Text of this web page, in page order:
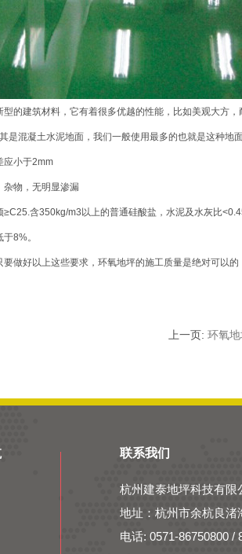
的建筑材料，它有着很多优越的性能，比如美观大方
是混凝土水泥地面，我们一般使用最多的也就是这种地
小于2mm
物，无明显渗漏
含350kg/m3以上的普通硅酸盐，水泥及水灰比
8%。
做好以上这些要求，环氧地坪的施工质量是绝对可以的
上一页: 环氧
联系我们
杭州建泰地坪科技有限
地址：杭州市余杭良渚
电话: 0571-86750800 /